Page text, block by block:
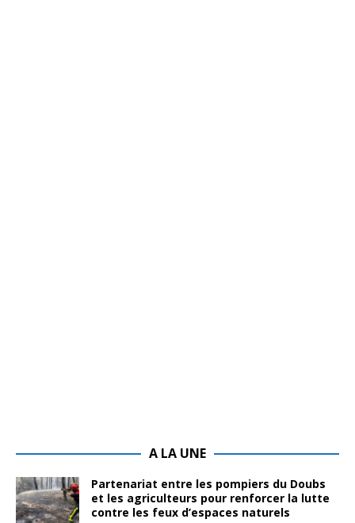
A LA UNE
Partenariat entre les pompiers du Doubs
et les agriculteurs pour renforcer la lutte
contre les feux d’espaces naturels